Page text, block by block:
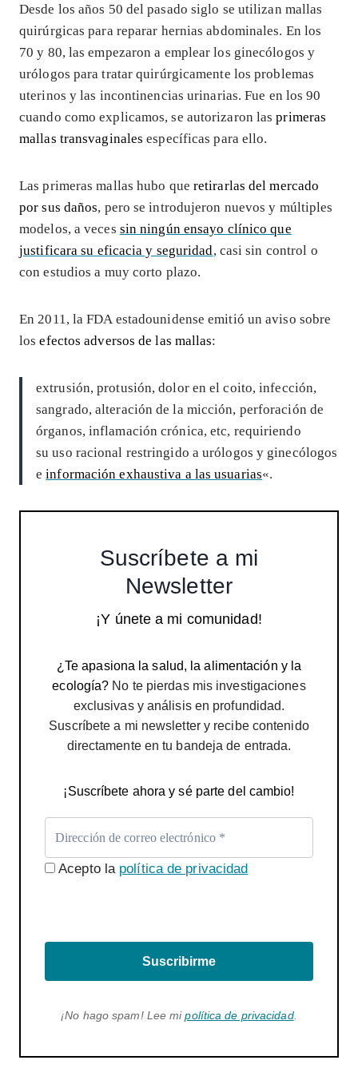
Desde los años 50 del pasado siglo se utilizan mallas
quirúrgicas para reparar hernias abdominales. En los
70 y 80, las empezaron a emplear los ginecólogos y
urólogos para tratar quirúrgicamente los problemas
uterinos y las incontinencias urinarias. Fue en los 90
cuando como explicamos, se autorizaron lasprimeras
mallas transvaginales específicas para ello.
Las primeras mallas hubo que retirarlas del mercado
por sus daños, pero se introdujeron nuevos y múltiples
modelos, a veces sin ningún ensayo clínico que
justificara su eficacia y seguridad, casi sin control o
con estudios a muy corto plazo.
En 2011, la FDA estadounidense emitió un aviso sobre
losefectos adversos de las mallas:
extrusión, protusión, dolor en el coito, infección,
sangrado, alteración de la micción, perforación de
órganos, inflamación crónica, etc, requiriendo
su uso racional restringido a urólogos y ginecólogos
einformación exhaustiva a las usuarias«.
Suscríbete a mi
Newsletter
¡Y únete a mi comunidad!
¿Te apasiona la salud, la alimentación y la
ecología? No te pierdas mis investigaciones
exclusivas y análisis en profundidad.
Suscríbete a mi newsletter y recibe contenido
directamente en tu bandeja de entrada.
¡Suscríbete ahora y sé parte del cambio!
Acepto la política de privacidad
Suscribirme
¡No hago spam! Lee mipolítica de privacidad.